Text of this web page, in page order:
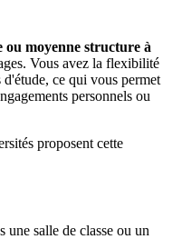
ou moyenne structure à
Vous avez la flexibilité
ce qui vous permet
personnels ou
proposent cette
une salle de classe ou un